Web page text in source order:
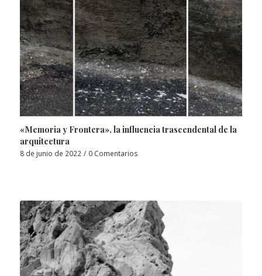
«Memoria y Frontera», la influencia trascendental de la
arquitectura
8 de junio de 2022 / 0 Comentarios